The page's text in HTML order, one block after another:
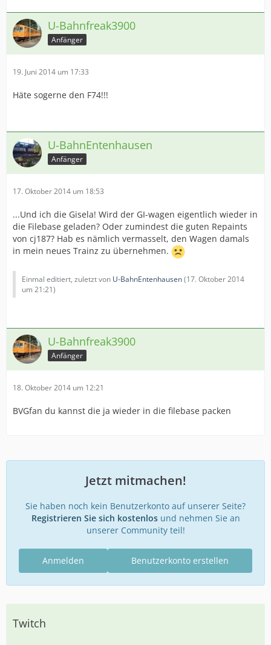
U-Bahnfreak3900
Anfänger
19. Juni 2014 um 17:33
Häte sogerne den F74!!!
U-BahnEntenhausen
Anfänger
17. Oktober 2014 um 18:53
...Und ich die Gisela! Wird der GI-wagen eigentlich wieder in
die Filebase geladen? Oder zumindest die guten Repaints
von cj187? Hab es nämlich vermasselt, den Wagen damals
in mein neues Trainz zu übernehmen.
Einmal editiert, zuletzt von U-BahnEntenhausen(17. Oktober 2014
um 21:21)
U-Bahnfreak3900
Anfänger
18. Oktober 2014 um 12:21
BVGfan du kannst die ja wieder in die filebase packen
Jetzt mitmachen!
Sie haben noch kein Benutzerkonto auf unserer Seite?
Registrieren Sie sich kostenlosund nehmen Sie an
unserer Community teil!
Benutzerkonto erstellen
Anmelden
Twitch